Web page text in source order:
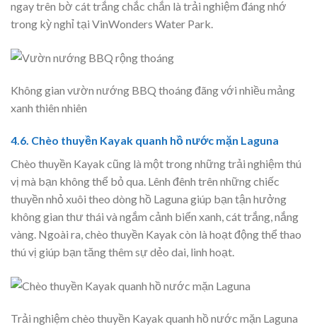
ngay trên bờ cát trắng chắc chắn là trải nghiệm đáng nhớ
trong kỳ nghỉ tại VinWonders Water Park.
Không gian vườn nướng BBQ thoáng đãng với nhiều mảng
xanh thiên nhiên
4.6. Chèo thuyền Kayak quanh hồ nước mặn Laguna
Chèo thuyền Kayak cũng là một trong những trải nghiệm thú
vị mà bạn không thể bỏ qua. Lênh đênh trên những chiếc
thuyền nhỏ xuôi theo dòng hồ Laguna giúp bạn tận hưởng
không gian thư thái và ngắm cảnh biển xanh, cát trắng, nắng
vàng. Ngoài ra, chèo thuyền Kayak còn là hoạt động thể thao
thú vị giúp bạn tăng thêm sự dẻo dai, linh hoạt.
Trải nghiệm chèo thuyền Kayak quanh hồ nước mặn Laguna